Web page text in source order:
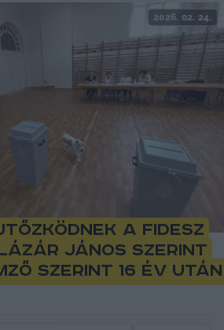
2026. 02. 24.
a Fidesz
János szerint
szerint 16 év után